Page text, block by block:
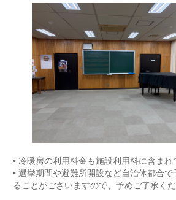
• 冷暖房の利用料金も施設利用料に含まれ
• 選挙期間や避難所開設など自治体都合
ることがございますので、予めご了承くだ